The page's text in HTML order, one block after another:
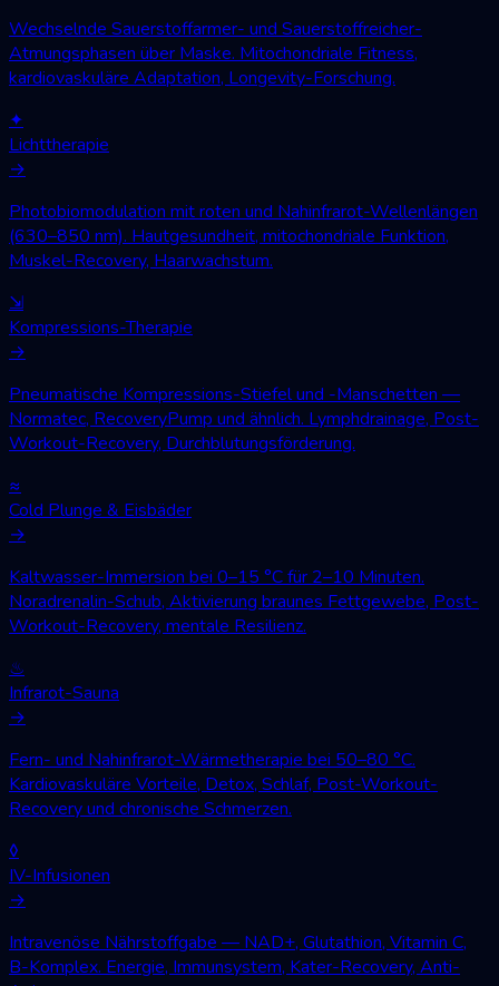
Wechselnde Sauerstoffarmer- und Sauerstoffreicher-
Atmungsphasen über Maske. Mitochondriale Fitness,
kardiovaskuläre Adaptation, Longevity-Forschung.
✦
Lichttherapie
→
Photobiomodulation mit roten und Nahinfrarot-Wellenlängen
(630–850 nm). Hautgesundheit, mitochondriale Funktion,
Muskel-Recovery, Haarwachstum.
⇲
Kompressions-Therapie
→
Pneumatische Kompressions-Stiefel und -Manschetten —
Normatec, RecoveryPump und ähnlich. Lymphdrainage, Post-
Workout-Recovery, Durchblutungsförderung.
≈
Cold Plunge & Eisbäder
→
Kaltwasser-Immersion bei 0–15 °C für 2–10 Minuten.
Noradrenalin-Schub, Aktivierung braunes Fettgewebe, Post-
Workout-Recovery, mentale Resilienz.
♨
Infrarot-Sauna
→
Fern- und Nahinfrarot-Wärmetherapie bei 50–80 °C.
Kardiovaskuläre Vorteile, Detox, Schlaf, Post-Workout-
Recovery und chronische Schmerzen.
◊
IV-Infusionen
→
Intravenöse Nährstoffgabe — NAD+, Glutathion, Vitamin C,
B-Komplex. Energie, Immunsystem, Kater-Recovery, Anti-